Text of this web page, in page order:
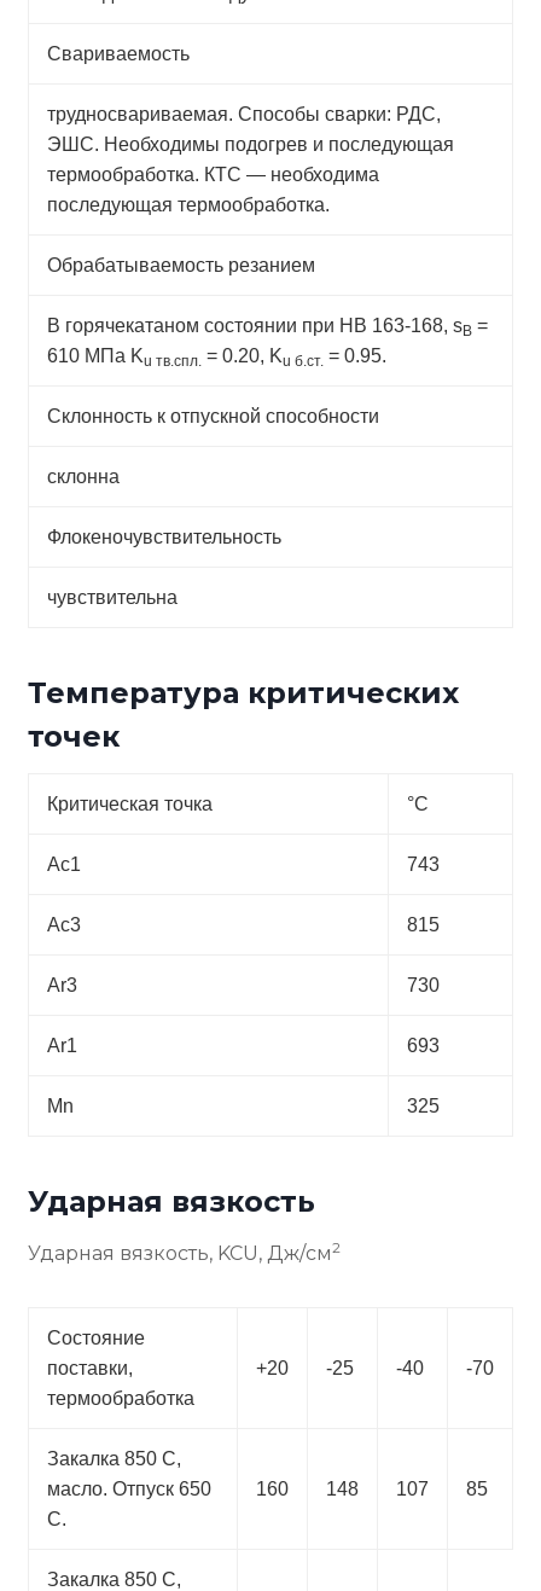
Свариваемость
трудносвариваемая. Способы сварки: РДС,
ЭШС. Необходимы подогрев и последующая
термообработка. КТС — необходима
последующая термообработка.
Обрабатываемость резанием
В горячекатаном состоянии при НВ 163-168, sB =
610 МПа Ku тв.спл. = 0.20, Ku б.ст. = 0.95.
Склонность к отпускной способности
склонна
Флокеночувствительность
чувствительна
Температура критических
точек
Критическая точка °С
Ac1 743
Ac3 815
Ar3 730
Ar1 693
Mn 325
Ударная вязкость
Ударная вязкость, KCU, Дж/см2
Состояние
поставки,
термообработка
+20 -25 -40 -70
Закалка 850 С,
масло. Отпуск 650
С.
160 148 107 85
Закалка 850 С,